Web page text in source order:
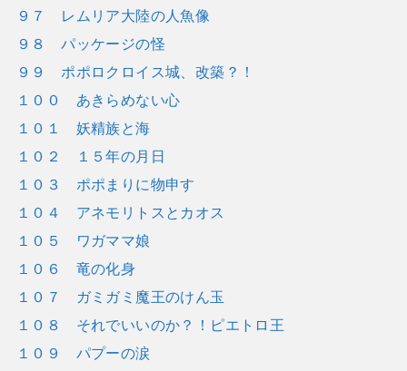
９７ レムリア大陸の人魚像
９８ パッケージの怪
９９ ポポロクロイス城、改築？！
１００ あきらめない心
１０１ 妖精族と海
１０２ １５年の月日
１０３ ポポまりに物申す
１０４ アネモリトスとカオス
１０５ ワガママ娘
１０６ 竜の化身
１０７ ガミガミ魔王のけん玉
１０８ それでいいのか？！ピエトロ王
１０９ パプーの涙